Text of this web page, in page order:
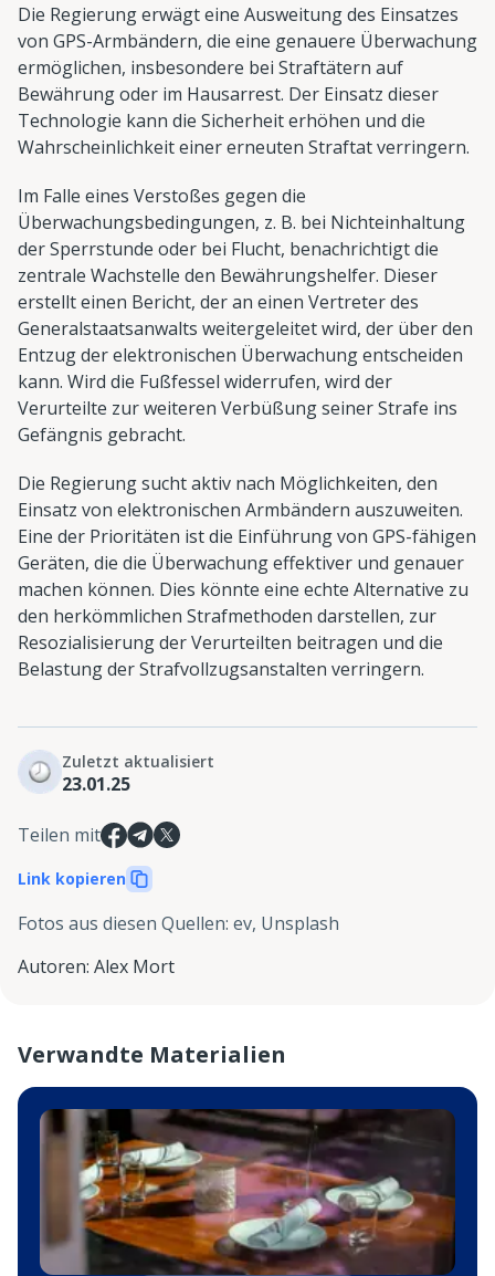
Die Regierung erwägt eine Ausweitung des Einsatzes
von GPS-Armbändern, die eine genauere Überwachung
ermöglichen, insbesondere bei Straftätern auf
Bewährung oder im Hausarrest. Der Einsatz dieser
Technologie kann die Sicherheit erhöhen und die
Wahrscheinlichkeit einer erneuten Straftat verringern.
Im Falle eines Verstoßes gegen die
Überwachungsbedingungen, z. B. bei Nichteinhaltung
der Sperrstunde oder bei Flucht, benachrichtigt die
zentrale Wachstelle den Bewährungshelfer. Dieser
erstellt einen Bericht, der an einen Vertreter des
Generalstaatsanwalts weitergeleitet wird, der über den
Entzug der elektronischen Überwachung entscheiden
kann. Wird die Fußfessel widerrufen, wird der
Verurteilte zur weiteren Verbüßung seiner Strafe ins
Gefängnis gebracht.
Die Regierung sucht aktiv nach Möglichkeiten, den
Einsatz von elektronischen Armbändern auszuweiten.
Eine der Prioritäten ist die Einführung von GPS-fähigen
Geräten, die die Überwachung effektiver und genauer
machen können. Dies könnte eine echte Alternative zu
den herkömmlichen Strafmethoden darstellen, zur
Resozialisierung der Verurteilten beitragen und die
Belastung der Strafvollzugsanstalten verringern.
Zuletzt aktualisiert
23.01.25
Teilen mit
Link kopieren
Fotos aus diesen Quellen: ev, Unsplash
Autoren: Alex Mort
Verwandte Materialien